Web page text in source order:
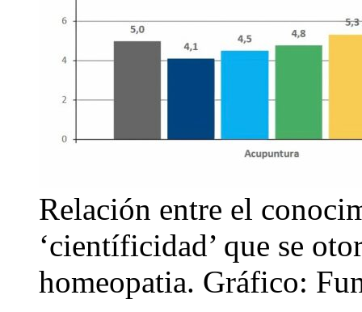
Relación entre el
‘científicidad’ que se
homeopatia. Gráfico: